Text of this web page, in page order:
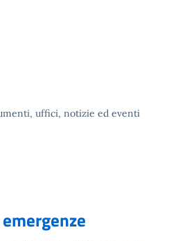
uffici, notizie ed eventi